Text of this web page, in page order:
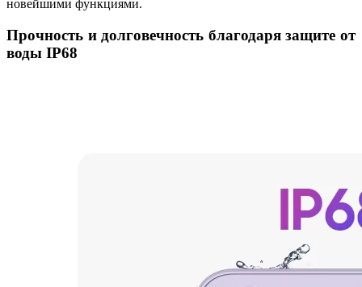
новейшими функциями.
Прочность и долговечность благодаря защите от
воды IP68